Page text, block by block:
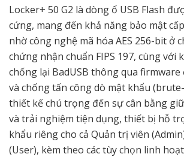
Locker+ 50 G2 là dòng ổ USB Flash
cứng, mang đến khả năng bảo mật
nhờ công nghệ mã hóa AES 256-bit ở
chứng nhận chuẩn FIPS 197, cùng với
chống lại BadUSB thông qua
và chống tấn công dò mật khẩu
thiết kế chú trọng đến sự cân bằng
và trải nghiệm tiện dụng, thiết bị hỗ
khẩu riêng cho cả Quản trị viên
(User), kèm theo các tùy chọn linh